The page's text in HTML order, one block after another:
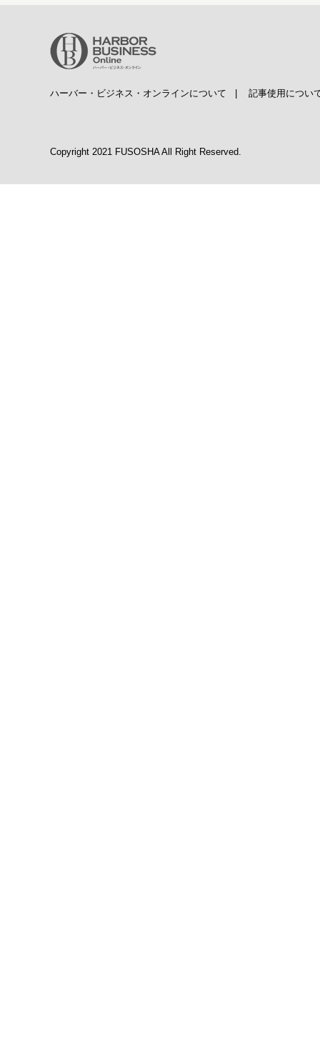
ハーバー・ビジネス・オンラインについて 記事使用につい
Copyright 2021 FUSOSHA All Right Reserved.